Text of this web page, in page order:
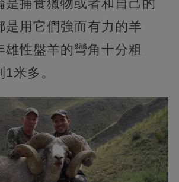
是捕食獵物或者和自己的
是用它們強而有力的羊
雄性盤羊的彎角十分粗
米多。